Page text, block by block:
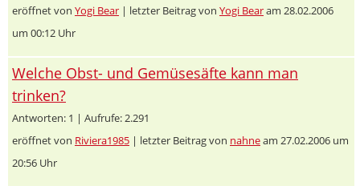
eröffnet von Yogi Bear | letzter Beitrag von Yogi Bearam 28.02.2006
um 00:12 Uhr
Welche Obst- und Gemüsesäfte kann man
trinken?
Antworten: 1 | Aufrufe: 2.291
eröffnet von Riviera1985 | letzter Beitrag von nahneam 27.02.2006 um
20:56 Uhr